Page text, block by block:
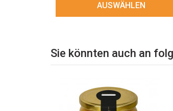
AUSWÄHLEN
Sie könnten auch an